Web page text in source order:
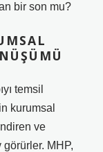
bir son mu?
temsil
kurumsal
ve
MHP,